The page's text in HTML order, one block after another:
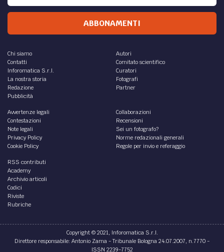
ABBONAMENTI
Chi siamo
Contatti
Inforomatica S.r.l.
La nostra storia
Redazione
Pubblicità
Autori
Comitato scientifico
Curatori
Fotografi
Partner
Avvertenze legali
Contestazioni
Note legali
Privacy Policy
Cookie Policy
Collaborazioni
Recensioni
Sei un fotografo?
Norme redazionali generali
Regole per invio e referaggio
RSS contributi
Academy
Archivio articoli
Codici
Riviste
Rubriche
Copyright © 2021, Inforomatica S.r.l.
Direttore responsabile: Antonio Zama - Tribunale Bologna 24.07.2007, n.7770 -
ISSN 2239-7752